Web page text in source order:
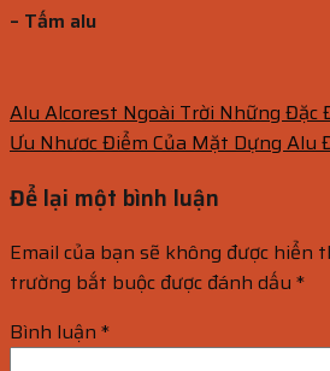
– Tấm alu
Alu Alcorest Ngoài Trời Những Đặc
Ưu Nhươc Điểm Của Mặt Dựng Alu
Để lại một bình luận
Email của bạn sẽ không được hiển
trường bắt buộc được đánh dấu *
Bình luận *